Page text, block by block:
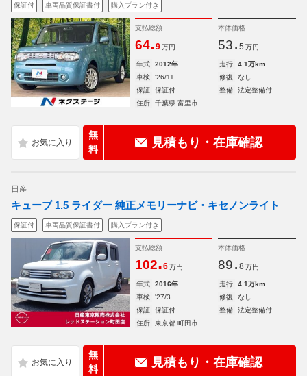
保証付 車両品質保証書付 購入プラン付き
支払総額
64.9 万円
本体価格
53. 5 万円
年式 2012年 走行
4.1万km
車検
'26/11 修復
なし
保証
保証付 整備
法定整備付
住所
千葉県 富里市
無
料
見積もり・在庫確認
日産
キューブ 1.5 ライダー 純正メモリーナビ・キセノンライト
保証付 車両品質保証書付 購入プラン付き
支払総額
102.6 万円
本体価格
89. 8 万円
年式 2016年 走行
4.1万km
車検
'27/3 修復
なし
保証
保証付 整備
法定整備付
住所
東京都 町田市
無
料
見積もり・在庫確認